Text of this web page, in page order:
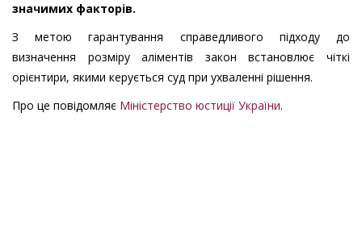
значимих факторів.
З метою гарантування справедливого підходу до
визначення розміру аліментів закон встановлює чіткі
орієнтири, якими керується суд при ухваленні рішення.
Про це повідомляє Міністерство юстиції України.